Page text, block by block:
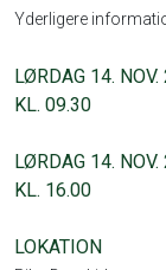
Yderligere
LØRDAG 14. NOV.
KL. 09.30
LØRDAG 14. NOV.
KL. 16.00
LOKATION